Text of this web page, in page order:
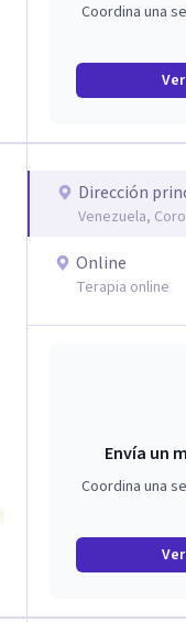
Coordina una
Dirección
Venezuela,
Online
Terapia online
Envía un
Coordina una